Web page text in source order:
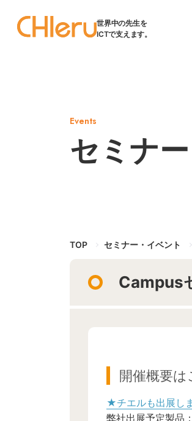
世界中の先生を
ICTで支えます。
Events
セミナ
TOP セミナー・イベント
Campus
開催概要
★チエルも出展しま
弊社出展予定製品